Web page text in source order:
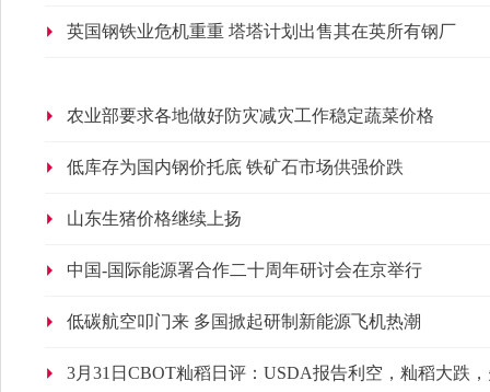
英国钢铁业危机重重 塔塔计划出售其在英所有钢厂
农业部要求各地做好防灾减灾工作稳定蔬菜价格
低库存为国内钢价托底 铁矿石市场供强价跌
山东生猪价格继续上扬
中国-国际能源署合作二十周年研讨会在京举行
低碳航空叩门来 多国掀起研制新能源飞机热潮
3月31日CBOT籼稻日评：USDA报告利空，籼稻大跌